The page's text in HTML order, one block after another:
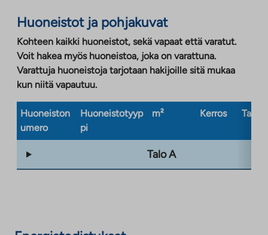
Huoneistot ja pohjakuvat
Kohteen kaikki huoneistot, sekä vapaat että varatut.
Voit hakea myös huoneistoa, joka on varattuna.
Varattuja huoneistoja tarjotaan hakijoille sitä mukaa
kun niitä vapautuu.
Huoneiston
umero
Huoneistotyyp
pi
m² Kerros
Talo A